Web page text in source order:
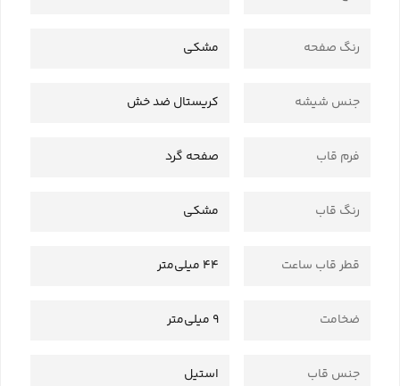
رنگ صفحه مشکی
جنس شیشه کریستال ضد خش
فرم قاب صفحه گرد
رنگ قاب مشکی
قطر قاب ساعت 44 میلی‌متر
ضخامت 9 میلی‌متر
جنس قاب استیل